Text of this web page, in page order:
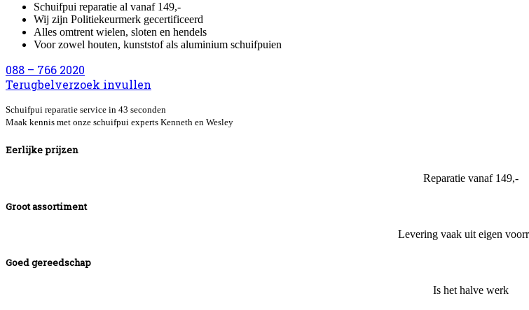
Schuifpui reparatie al vanaf 149,-
Wij zijn Politiekeurmerk gecertificeerd
Alles omtrent wielen, sloten en hendels
Voor zowel houten, kunststof als aluminium schuifpuien
088 – 766 2020
Terugbelverzoek invullen
Schuifpui reparatie service in 43 seconden
Maak kennis met onze schuifpui experts Kenneth en Wesley
Eerlijke prijzen
Reparatie vanaf 149,-
Groot assortiment
Levering vaak uit eigen
Goed gereedschap
Is het halve werk